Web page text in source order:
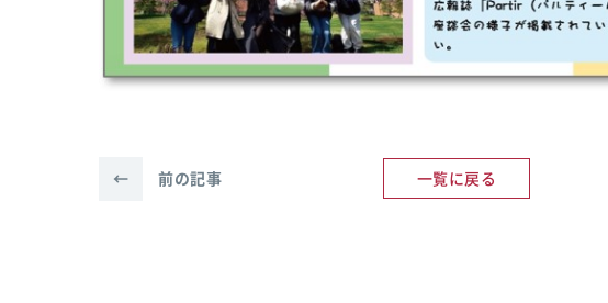
← 前の記事 一覧に戻る